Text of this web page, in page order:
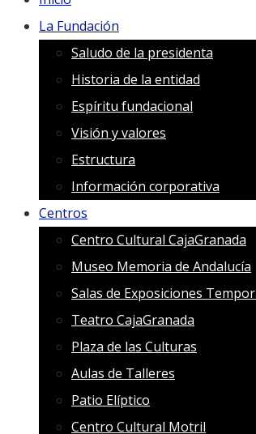
La Fundación
Saludo de la presidenta
Historia de la entidad
Espíritu fundacional
Visión y valores
Estructura
Información corporativa
Centros
Centro Cultural CajaGranada
Museo Memoria de Andalucía
Salas de Exposiciones
Teatro CajaGranada
Plaza de las Culturas
Aulas de Talleres
Patio Elíptico
Centro Cultural Motril